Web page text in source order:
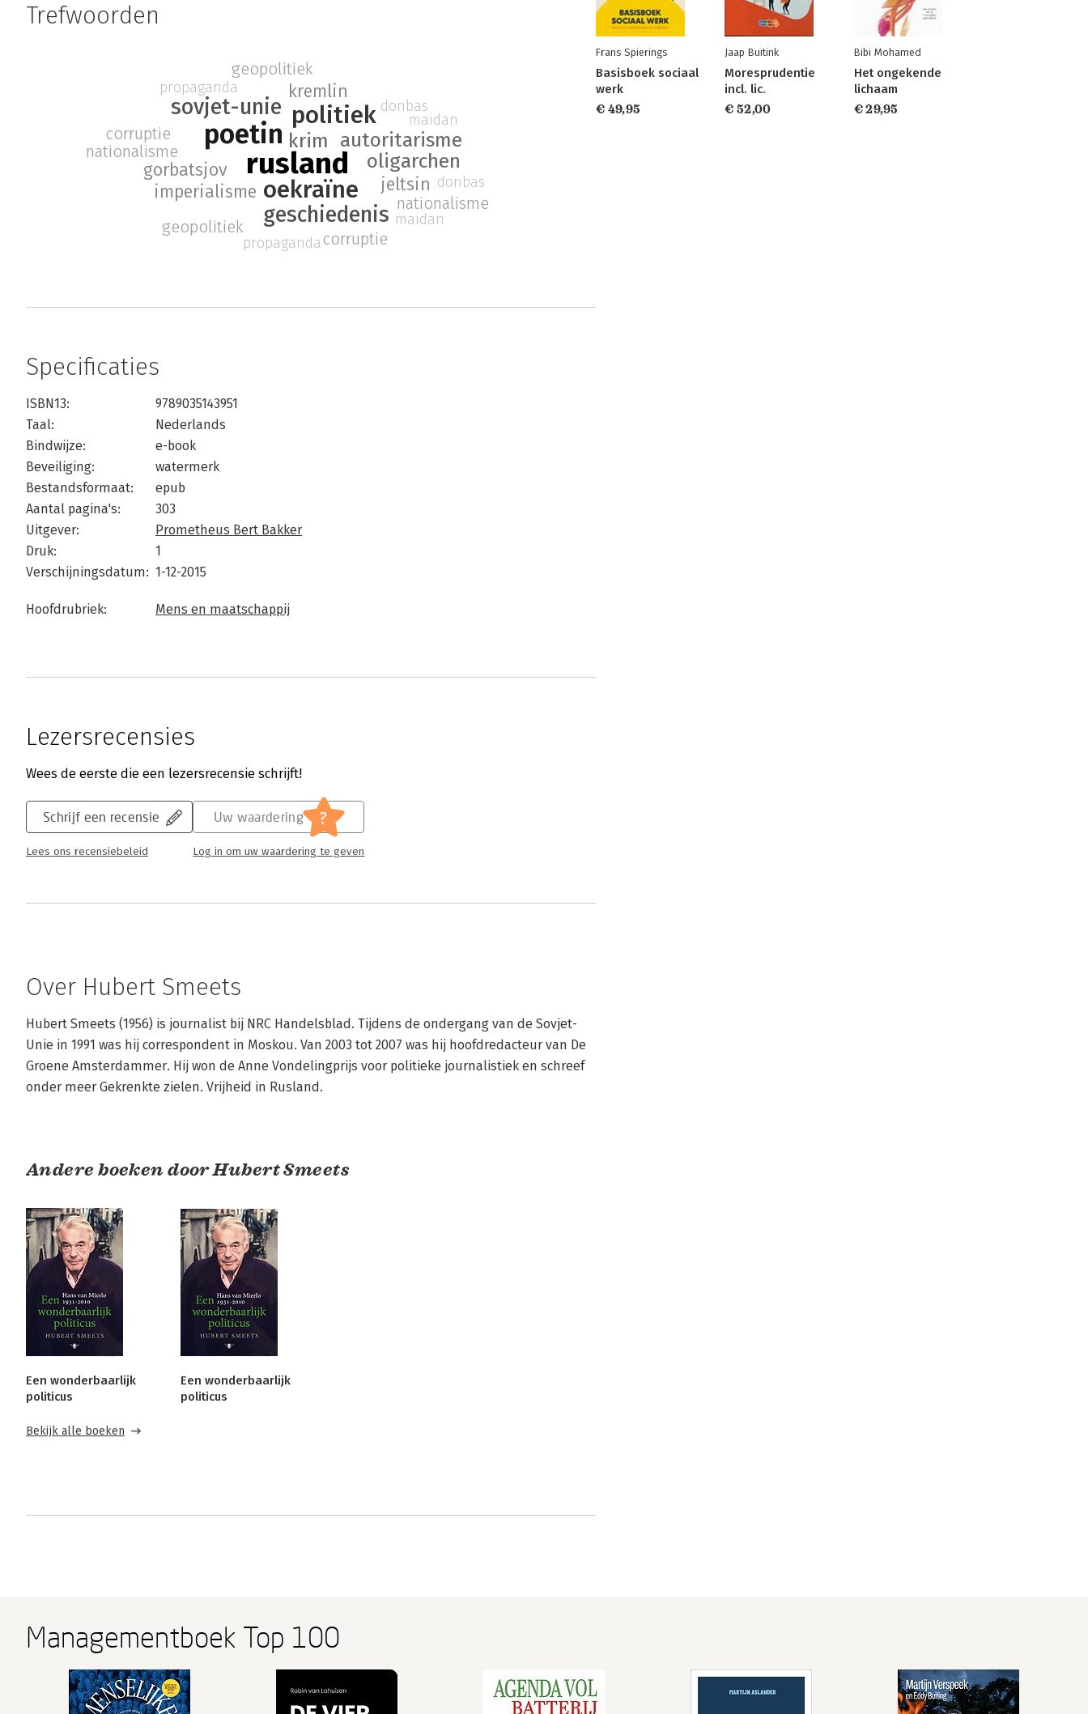
Trefwoorden
rusland
poetin
oekraïne
politiek
geschiedenis
sovjet-unie
autoritarisme
oligarchen
krim
imperialisme jeltsin
gorbatsjov
kremlin
donbas
maidan
nationalisme
corruptie
propaganda
geopolitiek
donbas
maidan
nationalisme
corruptie
propaganda
geopolitiek
Specificaties
ISBN13:
9789035143951
Taal:
Nederlands
Bindwijze:
e-book
Beveiliging:
watermerk
Bestandsformaat:
epub
Aantal pagina's:
303
Uitgever:
Prometheus Bert Bakker
Druk:
1
Verschijningsdatum: 1-12-2015
Hoofdrubriek: Mens en maatschappij
Lezersrecensies
Wees de eerste die een lezersrecensie schrijft!
Schrijf een recensie
Lees ons recensiebeleid
Uw waardering ?
Log in om uw waardering te geven
Over Hubert Smeets
Hubert Smeets (1956) is journalist bij NRC Handelsblad. Tijdens de ondergang van de Sovjet-
Unie in 1991 was hij correspondent in Moskou. Van 2003 tot 2007 was hij hoofdredacteur van De
Groene Amsterdammer. Hij won de Anne Vondelingprijs voor politieke journalistiek en schreef
onder meer Gekrenkte zielen. Vrijheid in Rusland.
Andere boeken door Hubert Smeets
Een wonderbaarlijk
politicus
Een wonderbaarlijk
politicus
Bekijk alle boeken
Frans Spierings
Basisboek sociaal
werk
€ 49,95
Jaap Buitink
Moresprudentie
incl. lic.
€ 52,00
Bibi Mohamed
Het ongekende
lichaam
€ 29,95
Managementboek Top 100